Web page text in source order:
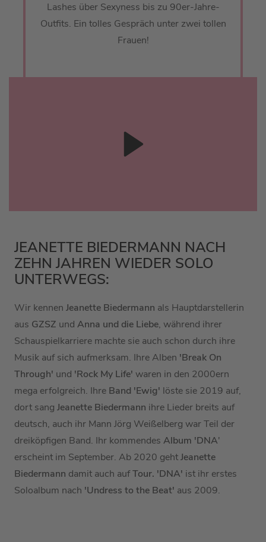
Lashes über Sexyness bis zu 90er-Jahre-
Outfits. Ein tolles Gespräch unter zwei tollen
Frauen!
JEANETTE BIEDERMANN NACH
ZEHN JAHREN WIEDER SOLO
UNTERWEGS:
Wir kennen Jeanette Biedermann als Hauptdarstellerin
aus GZSZ und Anna und die Liebe, während ihrer
Schauspielkarriere machte sie auch schon durch ihre
Musik auf sich aufmerksam. Ihre Alben 'Break On
Through' und 'Rock My Life' waren in den 2000ern
mega erfolgreich. Ihre Band 'Ewig' löste sie 2019 auf,
dort sang Jeanette Biedermann ihre Lieder breits auf
deutsch, auch ihr Mann Jörg Weißelberg war Teil der
dreiköpfigen Band. Ihr kommendes Album 'DNA'
erscheint im September. Ab 2020 gehtJeanette
Biedermann damit auch aufTour. 'DNA' ist ihr erstes
Soloalbum nach 'Undress to the Beat' aus 2009.